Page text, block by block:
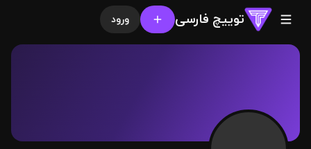
توییچ فارسی ورود